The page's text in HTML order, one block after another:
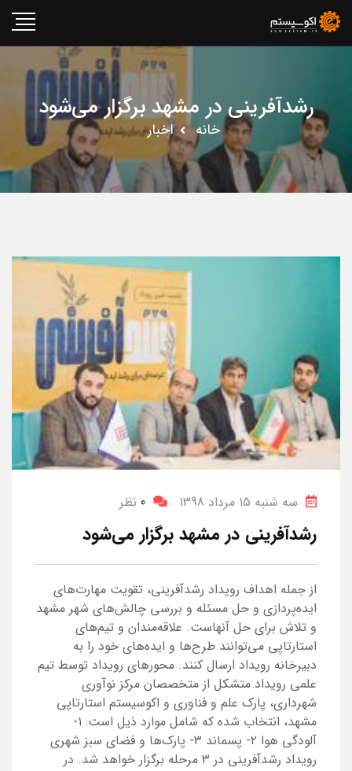
رشدآفرینی در مشهد برگزار می‌شود
خانه اخبار
سه شنبه 15 مرداد 1398 0 نظر
رشدآفرینی در مشهد برگزار می‌شود
از جمله اهداف رویداد رشدآفرینی، تقویت مهارت‌های
ایده‌پردازی و حل مسئله و بررسی چالش‌های شهر مشهد
و تلاش برای حل آنها‌ست. علاقه‌مندان و تیم‌های
استارتاپی می‌توانند طرح‌ها و ایده‌های خود را به
دبیرخانه رویداد ارسال کنند. محور‌های رویداد توسط تیم
علمی رویداد متشکل از متخصصان مرکز نوآوری
شهرداری، پارک علم و فناوری و اکوسیستم استارتاپی
مشهد، انتخاب شده که شامل موارد ذیل است: ۱-
آلودگی هوا ۲- پسماند ۳- پارک‌ها و فضای سبز شهری
رویداد رشدآفرینی در ۳ مرحله برگزار خواهد شد. در